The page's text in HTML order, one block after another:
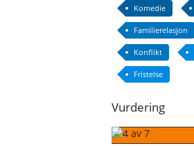
Komedie
Familierelasjon
Konflikt
Fristelse
Vurdering